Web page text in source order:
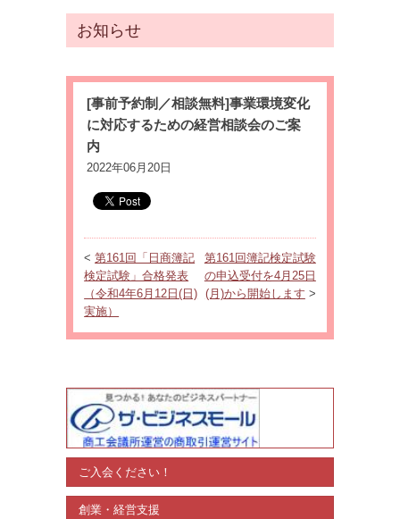
お知らせ
[事前予約制／相談無料]事業環境変化
に対応するための経営相談会のご案
内
2022年06月20日
<第161回「日商簿記
検定試験」合格発表
（令和4年6月12日(日)
実施）
第161回簿記検定試験
の申込受付を4月25日
(月)から開始します >
ご入会ください！
創業・経営支援